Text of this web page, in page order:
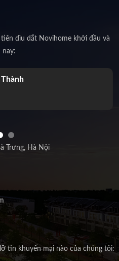
dìu dắt Novihome khởi đầu và
nay:
Trưng, Hà Nội
tin khuyến mại nào của chúng tôi: